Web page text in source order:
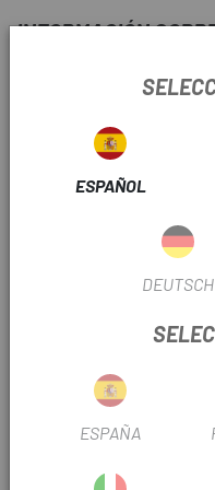
INFORMACIÓN
TEMPORADA
DETALLES
ventilación
ESPAÑOL
DEUTSCH
ESPAÑA